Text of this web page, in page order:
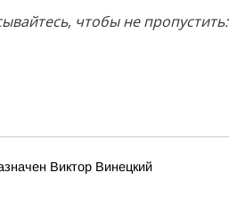
чтобы не пропустить:
Виктор Винецкий